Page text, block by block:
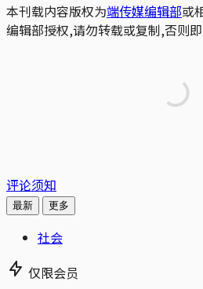
本刊载内容版权为端传媒编辑部或
编辑部授权,请勿转载或复制,否则即
评论须知
最新 更多
社会
仅限会员